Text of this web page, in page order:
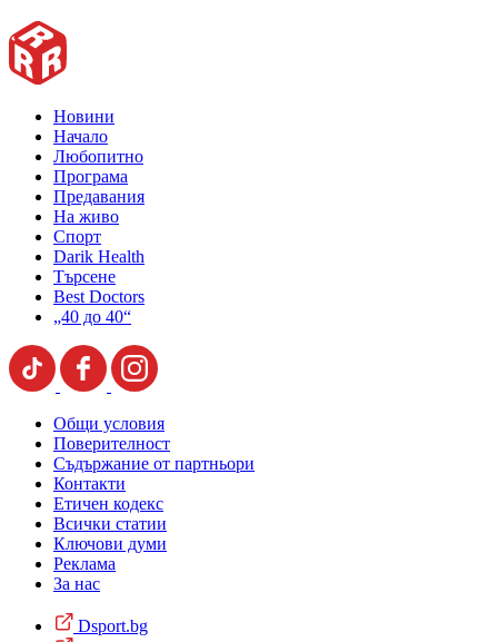
Новини
Начало
Любопитно
Програма
Предавания
На живо
Спорт
Darik Health
Търсене
Best Doctors
„40 до 40“
Общи условия
Поверителност
Съдържание от партньори
Контакти
Етичен кодекс
Всички статии
Ключови думи
Реклама
За нас
Dsport.bg